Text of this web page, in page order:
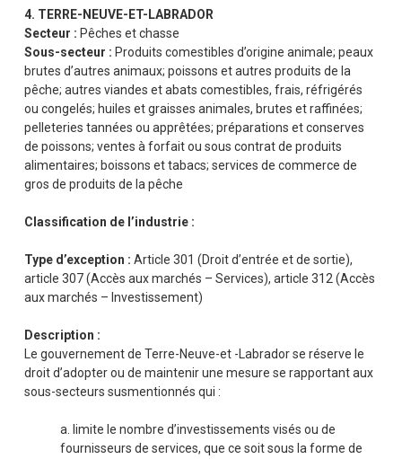
4. TERRE-NEUVE-ET-LABRADOR
Secteur : Pêches et chasse
Sous-secteur : Produits comestibles d’origine animale; peaux
brutes d’autres animaux; poissons et autres produits de la
pêche; autres viandes et abats comestibles, frais, réfrigérés
ou congelés; huiles et graisses animales, brutes et raffinées;
pelleteries tannées ou apprêtées; préparations et conserves
de poissons; ventes à forfait ou sous contrat de produits
alimentaires; boissons et tabacs; services de commerce de
gros de produits de la pêche
Classification de l’industrie :
Type d’exception : Article 301 (Droit d’entrée et de sortie),
article 307 (Accès aux marchés – Services), article 312 (Accès
aux marchés – Investissement)
Description :
Le gouvernement de Terre-Neuve-et -Labrador se réserve le
droit d’adopter ou de maintenir une mesure se rapportant aux
sous-secteurs susmentionnés qui :
a. limite le nombre d’investissements visés ou de
fournisseurs de services, que ce soit sous la forme de